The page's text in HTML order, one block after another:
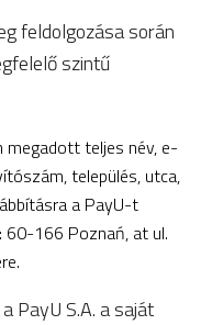
feldolgozása során
szintű
megadott teljes név, e-
település, utca,
a PayU-t
60-166 Poznań, at ul.
PayU S.A. a saját